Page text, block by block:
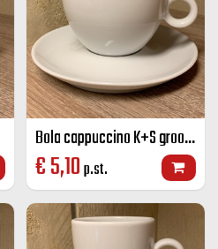
Bola cappuccino K+S groot 280 cc.
€5,10p.st.